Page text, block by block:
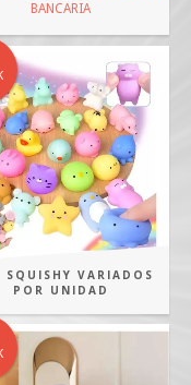
BANCARIA
SQUISHY VARIADOS
POR UNIDAD